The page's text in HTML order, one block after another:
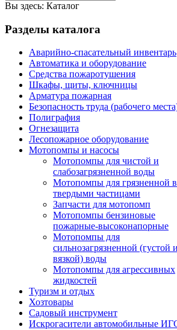
Вы здесь: Каталог
Разделы каталога
Аварийно-спасательный инвентарь
Автоматика и оборудование
Средства пожаротушения
Шкафы, щиты, ключницы
Арматура пожарная
Безопасность труда (рабочего
Полиграфия
Огнезащита
Лесопожарное оборудование
Мотопомпы и насосы
Мотопомпы для чистой и
слабозагрязненной воды
Мотопомпы для грязненной
твердыми частицами
Запчасти для мотопомп
Мотопомпы бензиновые
пожарные-высоконапорные
Мотопомпы для
сильнозагрязненной (густой и
вязкой) воды
Мотопомпы для агрессивных
жидкостей
Туризм и отдых
Хозтовары
Садовый инструмент
Искрогасители автомобильные